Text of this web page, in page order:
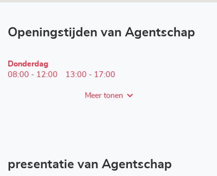
Openingstijden van Agentschap
Openingstijden
vandaag
Donderdag
08:00 - 12:00 13:00 - 17:00
Meer tonen
en
presentatie van Agentschap